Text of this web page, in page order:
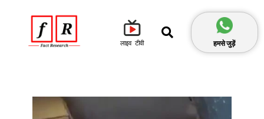
लाइव टीवी हमसे जुड़ें